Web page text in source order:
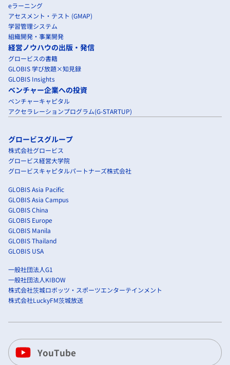
eラーニング
アセスメント・テスト (GMAP)
学習管理システム
組織開発・事業開発
経営ノウハウの出版・発信
グロービスの書籍
GLOBIS 学び放題×知見録
GLOBIS Insights
ベンチャー企業への投資
ベンチャーキャピタル
アクセラレーションプログラム(G-STARTUP)
グロービスグループ
株式会社グロービス
グロービス経営大学院
グロービスキャピタルパートナーズ株式会社
GLOBIS Asia Pacific
GLOBIS Asia Campus
GLOBIS China
GLOBIS Europe
GLOBIS Manila
GLOBIS Thailand
GLOBIS USA
一般社団法人G1
一般社団法人KIBOW
株式会社茨城ロボッツ・スポーツエンターテインメント
株式会社LuckyFM茨城放送
YouTube